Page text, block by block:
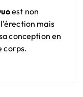
est non
mais
conception en
corps.